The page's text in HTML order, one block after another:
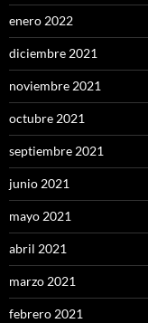
enero 2022
diciembre 2021
noviembre 2021
octubre 2021
septiembre 2021
junio 2021
mayo 2021
abril 2021
marzo 2021
febrero 2021